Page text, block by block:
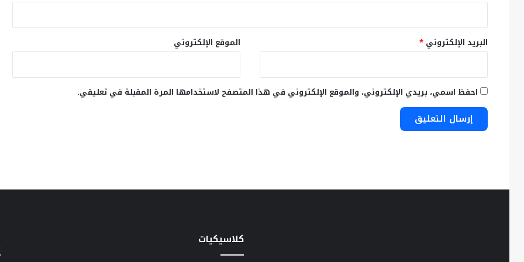
البريد الإلكتروني * الموقع الإلكتروني
احفظ اسمي، بريدي الإلكتروني، والموقع الإلكتروني في هذا المتصفح لاستخدامها المرة المقبلة في تعليقي.
كلاسيكيات